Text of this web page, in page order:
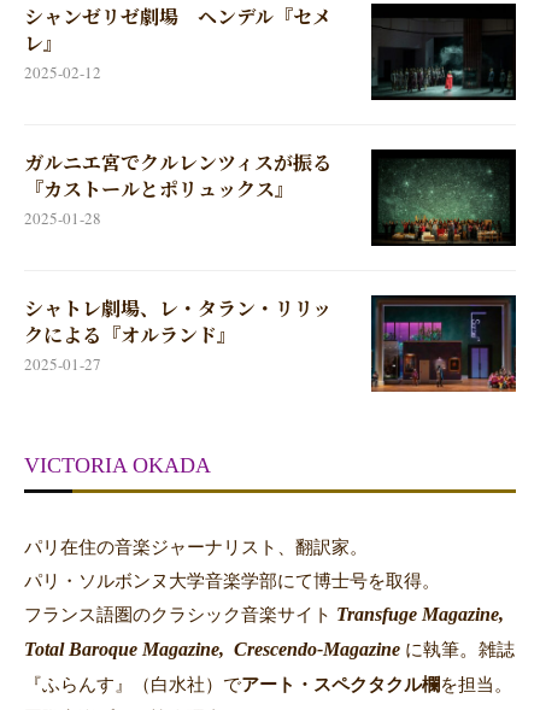
シャンゼリゼ劇場 ヘンデル『セメ
レ』
2025-02-12
ガルニエ宮でクルレンツィスが振る
『カストールとポリュックス』
2025-01-28
シャトレ劇場、レ・タラン・リリッ
クによる『オルランド』
2025-01-27
VICTORIA OKADA
パリ在住の音楽ジャーナリスト、翻訳家。
パリ・ソルボンヌ大学音楽学部にて博士号を取得。
フランス語圏のクラシック音楽サイト Transfuge Magazine,
Total Baroque Magazine, Crescendo-Magazine に執筆。 雑誌
『ふらんす』（白水社）でアート・スペクタクル欄を担当。